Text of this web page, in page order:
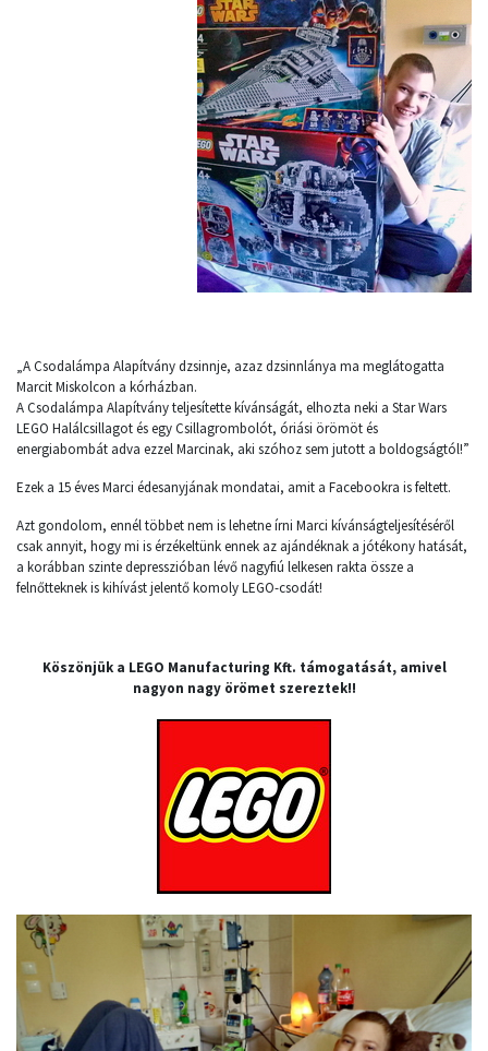
„A Csodalámpa Alapítvány dzsinnje, azaz dzsinnlánya ma meglátogatta
Marcit Miskolcon a kórházban.
A Csodalámpa Alapítvány teljesítette kívánságát, elhozta neki a Star Wars
LEGO Halálcsillagot és egy Csillagrombolót, óriási örömöt és
energiabombát adva ezzel Marcinak, aki szóhoz sem jutott a boldogságtól!”
Ezek a 15 éves Marci édesanyjának mondatai, amit a Facebookra is feltett.
Azt gondolom, ennél többet nem is lehetne írni Marci kívánságteljesítéséről
csak annyit, hogy mi is érzékeltünk ennek az ajándéknak a jótékony hatását,
a korábban szinte depresszióban lévő nagyfiú lelkesen rakta össze a
felnőtteknek is kihívást jelentő komoly LEGO-csodát!
Köszönjük a LEGO Manufacturing Kft. támogatását, amivel
nagyon nagy örömet szereztek!!